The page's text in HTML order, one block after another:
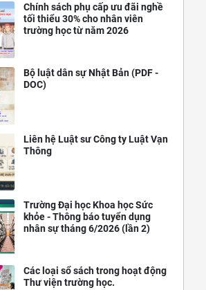
Chính sách phụ cấp ưu đãi nghề
tối thiểu 30% cho nhân viên
trường học từ năm 2026
Bộ luật dân sự Nhật Bản (PDF -
DOC)
Liên hệ Luật sư Công ty Luật Vạn
Thông
Trường Đại học Khoa học Sức
khỏe - Thông báo tuyển dụng
nhân sự tháng 6/2026 (lần 2)
Các loại sổ sách trong hoạt động
Thư viện trường học.